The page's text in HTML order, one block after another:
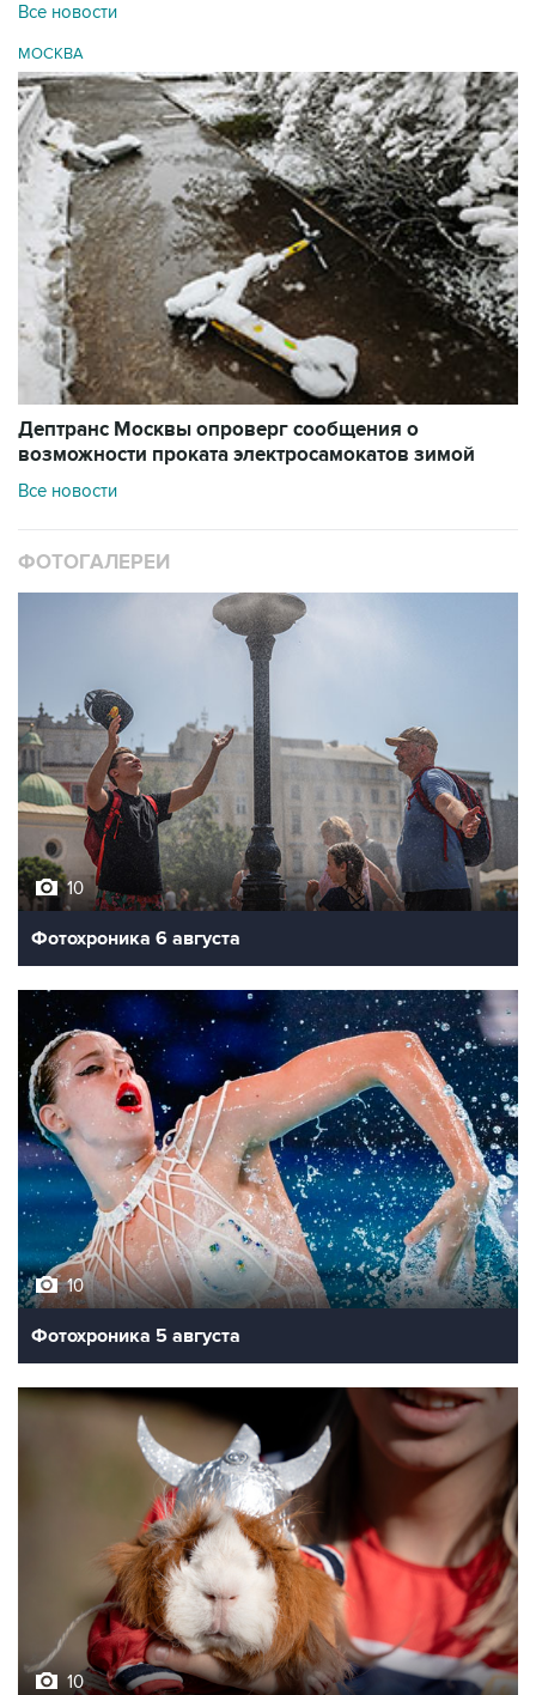
Все новости
МОСКВА
Дептранс Москвы опроверг сообщения о
возможности проката электросамокатов зимой
Все новости
ФОТОГАЛЕРЕИ
10
Фотохроника 6 августа
10
Фотохроника 5 августа
10